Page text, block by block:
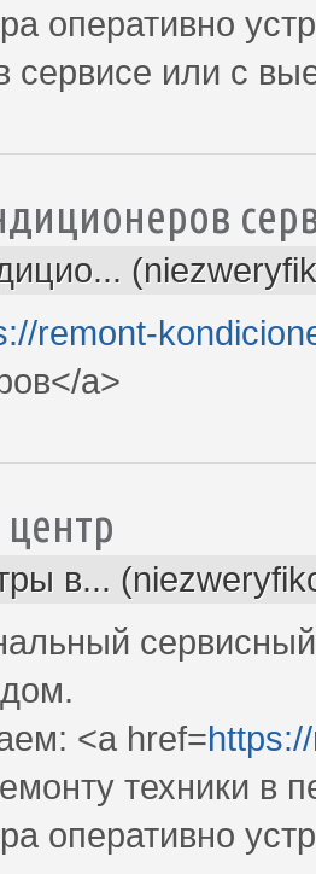
оперативно
сервисе или с
remont-
a>
в...
<a href=
техники в
оперативно